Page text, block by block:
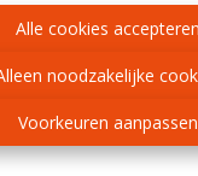
Alle cookies accepteren
noodzakelijke
Voorkeuren aanpassen
notarieel schrijven
adviseren en
zodat elke
kan worden